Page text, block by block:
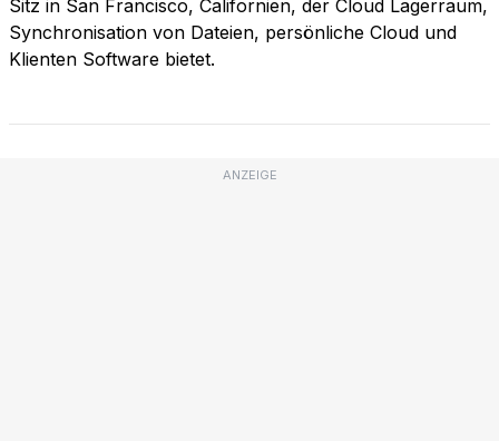
Sitz in San Francisco, Californien, der Cloud Lagerraum,
Synchronisation von Dateien, persönliche Cloud und
Klienten Software bietet.
ANZEIGE